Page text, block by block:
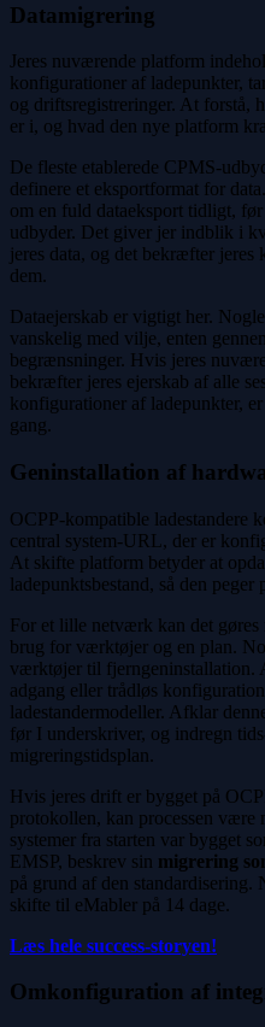
Datamigrering
Jeres nuværende platform
konfigurationer af ladepunkter,
og driftsregistreringer. At forstå,
er i, og hvad den nye platform
De fleste etablerede CPMS-
definere et eksportformat for
om en fuld dataeksport tidligt,
udbyder. Det giver jer indblik i
jeres data, og det bekræfter
dem.
Dataejerskab er vigtigt her.
vanskelig med vilje, enten
begrænsninger. Hvis jeres
bekræfter jeres ejerskab af alle
konfigurationer af ladepunkter,
gang.
Geninstallation af
OCPP-kompatible ladestandere
central system-URL, der er
At skifte platform betyder at
ladepunktsbestand, så den peger
For et lille netværk kan det
brug for værktøjer og en plan.
værktøjer til fjerngeninstallation.
adgang eller trådløs
ladestandermodeller. Afklar
før I underskriver, og indregn
migreringstidsplan.
Hvis jeres drift er bygget på
protokollen, kan processen være
systemer fra starten var bygget
EMSP, beskrev sin migrering
på grund af den
skifte til eMabler på 14 dage.
Læs hele success-storyen!
Omkonfiguration af